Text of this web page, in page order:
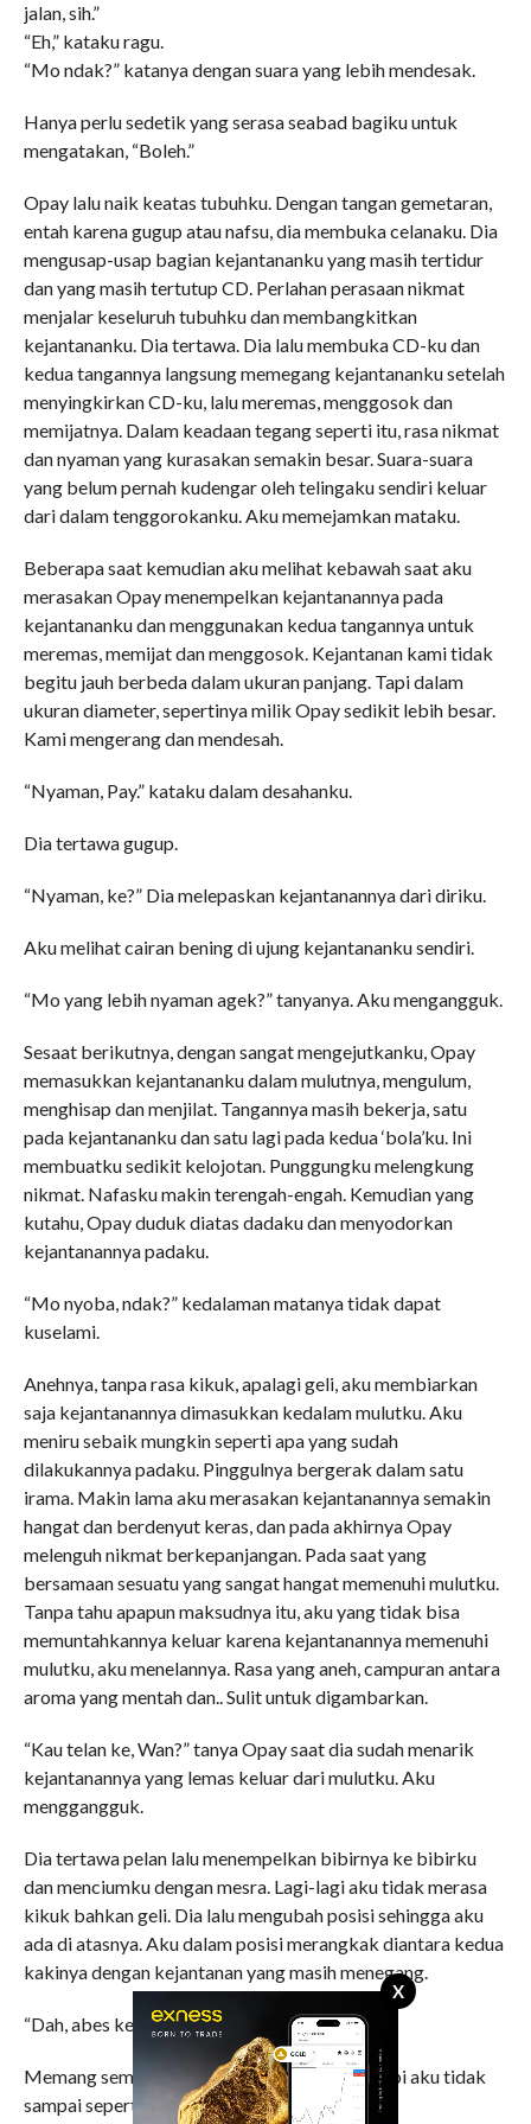
X
jalan, sih.”
“Eh,” kataku ragu.
“Mo ndak?” katanya dengan suara yang lebih mendesak.
Hanya perlu sedetik yang serasa seabad bagiku untuk
mengatakan, “Boleh.”
Opay lalu naik keatas tubuhku. Dengan tangan gemetaran,
entah karena gugup atau nafsu, dia membuka celanaku. Dia
mengusap-usap bagian kejantananku yang masih tertidur
dan yang masih tertutup CD. Perlahan perasaan nikmat
menjalar keseluruh tubuhku dan membangkitkan
kejantananku. Dia tertawa. Dia lalu membuka CD-ku dan
kedua tangannya langsung memegang kejantananku setelah
menyingkirkan CD-ku, lalu meremas, menggosok dan
memijatnya. Dalam keadaan tegang seperti itu, rasa nikmat
dan nyaman yang kurasakan semakin besar. Suara-suara
yang belum pernah kudengar oleh telingaku sendiri keluar
dari dalam tenggorokanku. Aku memejamkan mataku.
Beberapa saat kemudian aku melihat kebawah saat aku
merasakan Opay menempelkan kejantanannya pada
kejantananku dan menggunakan kedua tangannya untuk
meremas, memijat dan menggosok. Kejantanan kami tidak
begitu jauh berbeda dalam ukuran panjang. Tapi dalam
ukuran diameter, sepertinya milik Opay sedikit lebih besar.
Kami mengerang dan mendesah.
“Nyaman, Pay.” kataku dalam desahanku.
Dia tertawa gugup.
“Nyaman, ke?” Dia melepaskan kejantanannya dari diriku.
Aku melihat cairan bening di ujung kejantananku sendiri.
“Mo yang lebih nyaman agek?” tanyanya. Aku mengangguk.
Sesaat berikutnya, dengan sangat mengejutkanku, Opay
memasukkan kejantananku dalam mulutnya, mengulum,
menghisap dan menjilat. Tangannya masih bekerja, satu
pada kejantananku dan satu lagi pada kedua ‘bola’ku. Ini
membuatku sedikit kelojotan. Punggungku melengkung
nikmat. Nafasku makin terengah-engah. Kemudian yang
kutahu, Opay duduk diatas dadaku dan menyodorkan
kejantanannya padaku.
“Mo nyoba, ndak?” kedalaman matanya tidak dapat
kuselami.
Anehnya, tanpa rasa kikuk, apalagi geli, aku membiarkan
saja kejantanannya dimasukkan kedalam mulutku. Aku
meniru sebaik mungkin seperti apa yang sudah
dilakukannya padaku. Pinggulnya bergerak dalam satu
irama. Makin lama aku merasakan kejantanannya semakin
hangat dan berdenyut keras, dan pada akhirnya Opay
melenguh nikmat berkepanjangan. Pada saat yang
bersamaan sesuatu yang sangat hangat memenuhi mulutku.
Tanpa tahu apapun maksudnya itu, aku yang tidak bisa
memuntahkannya keluar karena kejantanannya memenuhi
mulutku, aku menelannya. Rasa yang aneh, campuran antara
aroma yang mentah dan.. Sulit untuk digambarkan.
“Kau telan ke, Wan?” tanya Opay saat dia sudah menarik
kejantanannya yang lemas keluar dari mulutku. Aku
menggangguk.
Dia tertawa pelan lalu menempelkan bibirnya ke bibirku
dan menciumku dengan mesra. Lagi-lagi aku tidak merasa
kikuk bahkan geli. Dia lalu mengubah posisi sehingga aku
ada di atasnya. Aku dalam posisi merangkak diantara kedua
kakinya dengan kejantanan yang masih menegang.
“Dah, abes ke?” tanyaku bingung.
Memang semua yang terjadi terasa nikmat, tapi aku tidak
sampai seperti Opay tadi.